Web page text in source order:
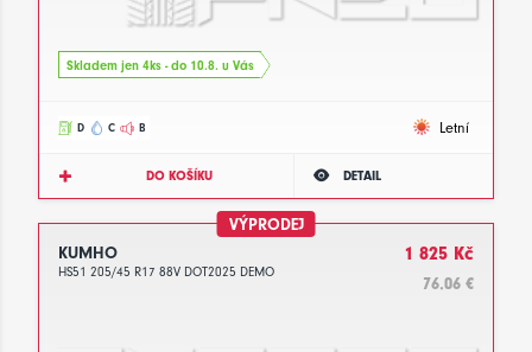
Skladem jen 4ks - do 10.8. u Vás
D C B Letní
DO KOŠÍKU DETAIL
VÝPRODEJ
KUMHO
HS51 205/45 R17 88V DOT2025 DEMO
1 825 Kč
76.06 €